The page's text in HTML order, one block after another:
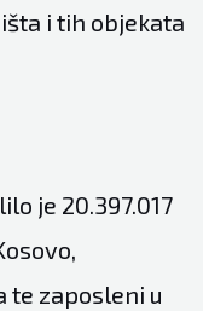
i tih objekata
je 20.397.017
te zaposleni u